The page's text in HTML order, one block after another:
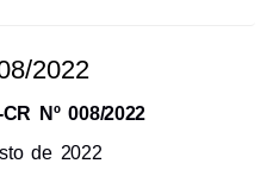
2022
Nº 008/2022
de 2022